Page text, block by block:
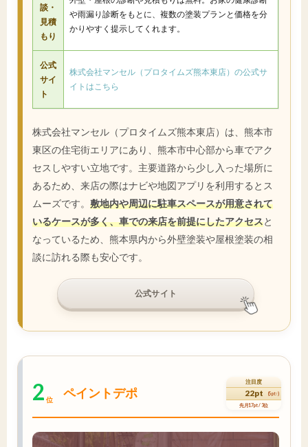
談・
見積
もり
や雨漏り診断をもとに、複数の塗装プランと価格を分
かりやすく提示してくれます。
公式
サイ
ト
株式会社マンセル（プロタイムズ熊本東店）の公式サ
イトはこちら
株式会社マンセル（プロタイムズ熊本東店）は、熊本市
東区の住宅街エリアにあり、熊本市中心部から車でアク
セスしやすい立地です。主要道路から少し入った場所に
あるため、来店の際はナビや地図アプリを利用するとス
ムーズです。 敷地内や周辺に駐車スペースが用意されて
いるケースが多く、車での来店を前提にしたアクセスと
なっているため、熊本県内から外壁塗装や屋根塗装の相
談に訪れる際も安心です。
公式サイト
2 位 ペイントデポ
注目度
22pt (5pt↑)
先月17pt / 3位